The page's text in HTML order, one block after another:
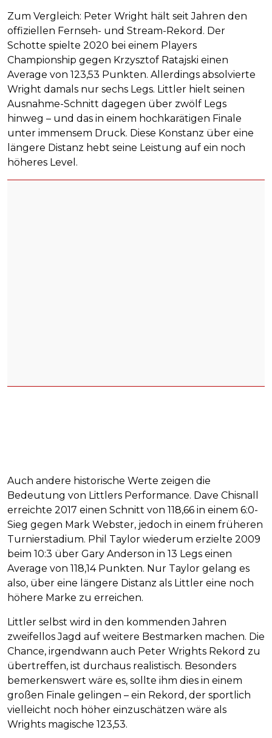
Zum Vergleich: Peter Wright hält seit Jahren den
offiziellen Fernseh- und Stream-Rekord. Der
Schotte spielte 2020 bei einem Players
Championship gegen Krzysztof Ratajski einen
Average von 123,53 Punkten. Allerdings absolvierte
Wright damals nur sechs Legs. Littler hielt seinen
Ausnahme-Schnitt dagegen über zwölf Legs
hinweg – und das in einem hochkarätigen Finale
unter immensem Druck. Diese Konstanz über eine
längere Distanz hebt seine Leistung auf ein noch
höheres Level.
Auch andere historische Werte zeigen die
Bedeutung von Littlers Performance. Dave Chisnall
erreichte 2017 einen Schnitt von 118,66 in einem 6:0-
Sieg gegen Mark Webster, jedoch in einem früheren
Turnierstadium. Phil Taylor wiederum erzielte 2009
beim 10:3 über Gary Anderson in 13 Legs einen
Average von 118,14 Punkten. Nur Taylor gelang es
also, über eine längere Distanz als Littler eine noch
höhere Marke zu erreichen.
Littler selbst wird in den kommenden Jahren
zweifellos Jagd auf weitere Bestmarken machen. Die
Chance, irgendwann auch Peter Wrights Rekord zu
übertreffen, ist durchaus realistisch. Besonders
bemerkenswert wäre es, sollte ihm dies in einem
großen Finale gelingen – ein Rekord, der sportlich
vielleicht noch höher einzuschätzen wäre als
Wrights magische 123,53.